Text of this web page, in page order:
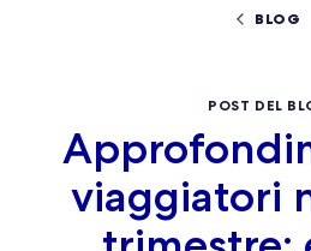
BLOG
POST DEL
viaggiatori